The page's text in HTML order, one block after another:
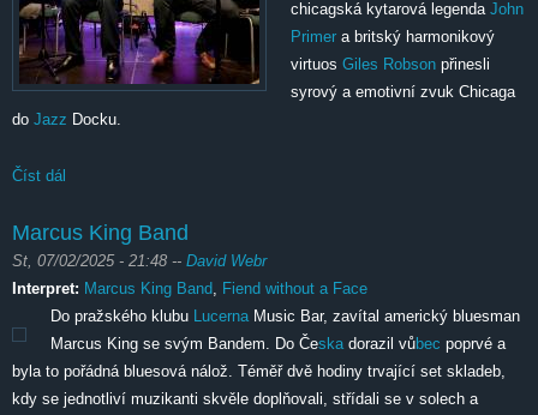
chicagská kytarová legenda John
Primer a britský harmonikový
virtuos Giles Robson přinesli
syrový a emotivní zvuk Chicaga
do Jazz Docku.
Číst dál
Marcus King Band
St, 07/02/2025 - 21:48 -- David Webr
Interpret: Marcus King Band Fiend without a Face
Do pražského klubu Lucerna Music Bar, zavítal americký bluesman
Marcus King se svým Bandem. Do Česka dorazil vůbec poprvé a
byla to pořádná bluesová nálož. Téměř dvě hodiny trvající set skladeb,
kdy se jednotliví muzikanti skvěle doplňovali, střídali se v solech a